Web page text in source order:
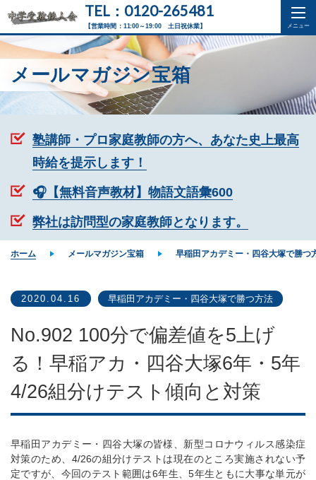
【営業時間：11:00～19:00 土日祝休業】
TEL：0120-265481
メールマガジン宝箱
塾講師・プロ家庭教師の方へ、あなた史上最高
時給を提示します！
🎧【無料音声教材】物語文語彙600
弊社は訪問型の家庭教師となります。
ホーム メールマガジン宝箱 早稲田アカデミー・四谷大塚で勝つ
2020.04.16 早稲田アカデミー・四谷大塚で勝つ方法
No.902 100分で偏差値を5上げ
る！早稲アカ・四谷大塚6年・5年
4/26組分けテスト傾向と対策
早稲田アカデミー・四谷大塚の皆様、新型コロナウィルス感染症
対策のため、4/26の組分けテストは現在のところ実施されない予
定ですが、今回のテスト範囲は6年生、5年生ともに大事な単元が